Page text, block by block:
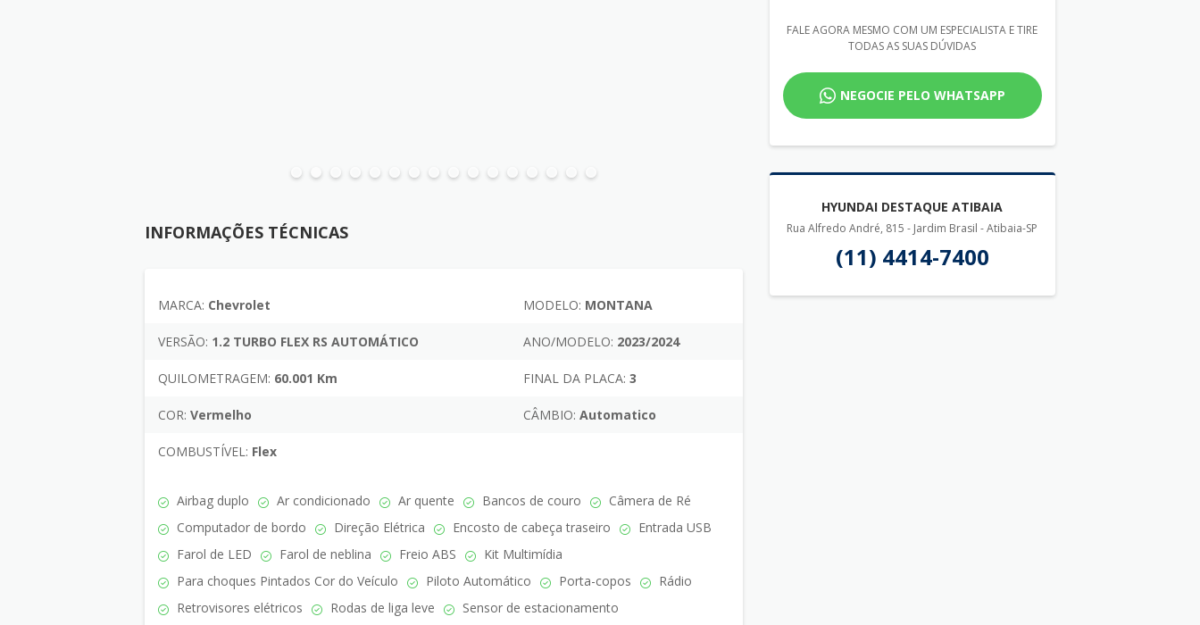
INFORMAÇÕES TÉCNICAS
MARCA: Chevrolet MODELO: MONTANA
VERSÃO: 1.2 TURBO FLEX RS AUTOMÁTICO ANO/MODELO: 2023/2024
QUILOMETRAGEM: 60.001 Km FINAL DA PLACA: 3
COR: Vermelho CÂMBIO: Automatico
COMBUSTÍVEL: Flex
Airbag duplo Ar condicionado Ar quente Bancos de couro
Câmera de Ré
Computador de bordo
Direção Elétrica Encosto de cabeça traseiro
Entrada USB
Farol de LED
Farol de neblina Freio ABS
Kit Multimídia
Para choques Pintados Cor do Veículo
Piloto Automático Porta-copos
Rádio
Retrovisores elétricos
Rodas de liga leve
Sensor de estacionamento
FALE AGORA MESMO COM UM ESPECIALISTA E TIRE
TODAS AS SUAS DÚVIDAS
NEGOCIE PELO WHATSAPP
HYUNDAI DESTAQUE ATIBAIA
Rua Alfredo André, 815 - Jardim Brasil - Atibaia-SP
(11) 4414-7400